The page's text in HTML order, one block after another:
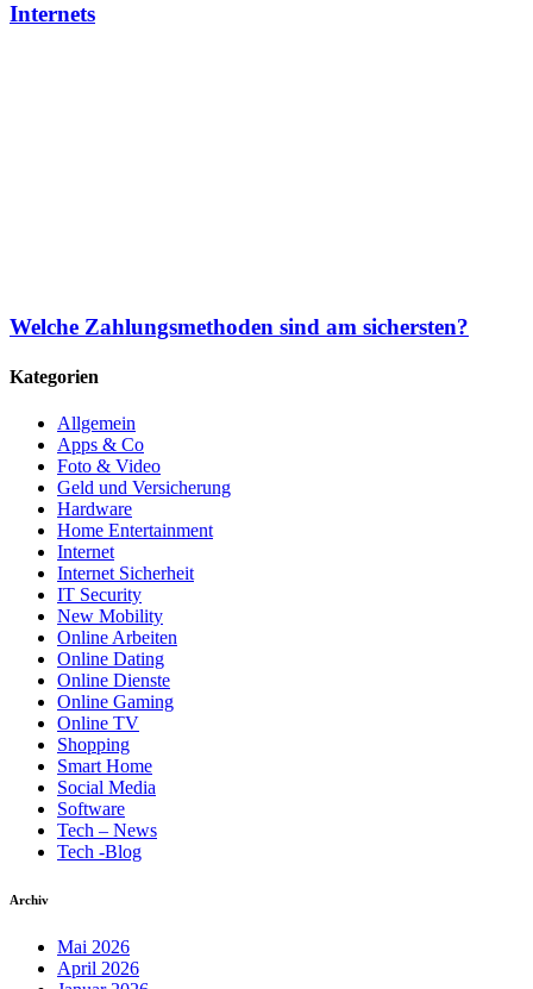
Internets
Welche Zahlungsmethoden sind am sichersten?
Kategorien
Allgemein
Apps & Co
Foto & Video
Geld und Versicherung
Hardware
Home Entertainment
Internet
Internet Sicherheit
IT Security
New Mobility
Online Arbeiten
Online Dating
Online Dienste
Online Gaming
Online TV
Shopping
Smart Home
Social Media
Software
Tech – News
Tech -Blog
Archiv
Mai 2026
April 2026